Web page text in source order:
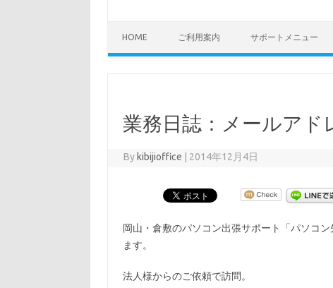
HOME ご利用案内 サポートメニュー
業務日誌：メールアド
By kibijioffice 2014年12月4日
岡山・倉敷のパソコン出張サポート「パソコ
ます。
法人様からのご依頼で訪問。